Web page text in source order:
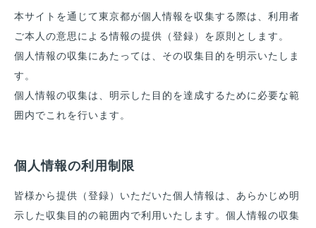
時差Biz実施レポート
レポート
お役立ち情報
各種ダウンロード
本サイトを通じて東京都が個人情報を収集する際は、利用者
ご本人の意思による情報の提供（登録）を原則とします。
個人情報の収集にあたっては、その収集目的を明示いたしま
す。
個人情報の収集は、明示した目的を達成するために必要な範
囲内でこれを行います。
個人情報の利用制限
皆様から提供（登録）いただいた個人情報は、あらかじめ明
示した収集目的の範囲内で利用いたします。個人情報の収集